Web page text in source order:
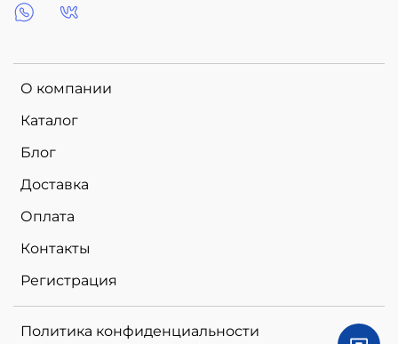
О компании
Каталог
Блог
Доставка
Оплата
Контакты
Регистрация
Политика конфиденциальности